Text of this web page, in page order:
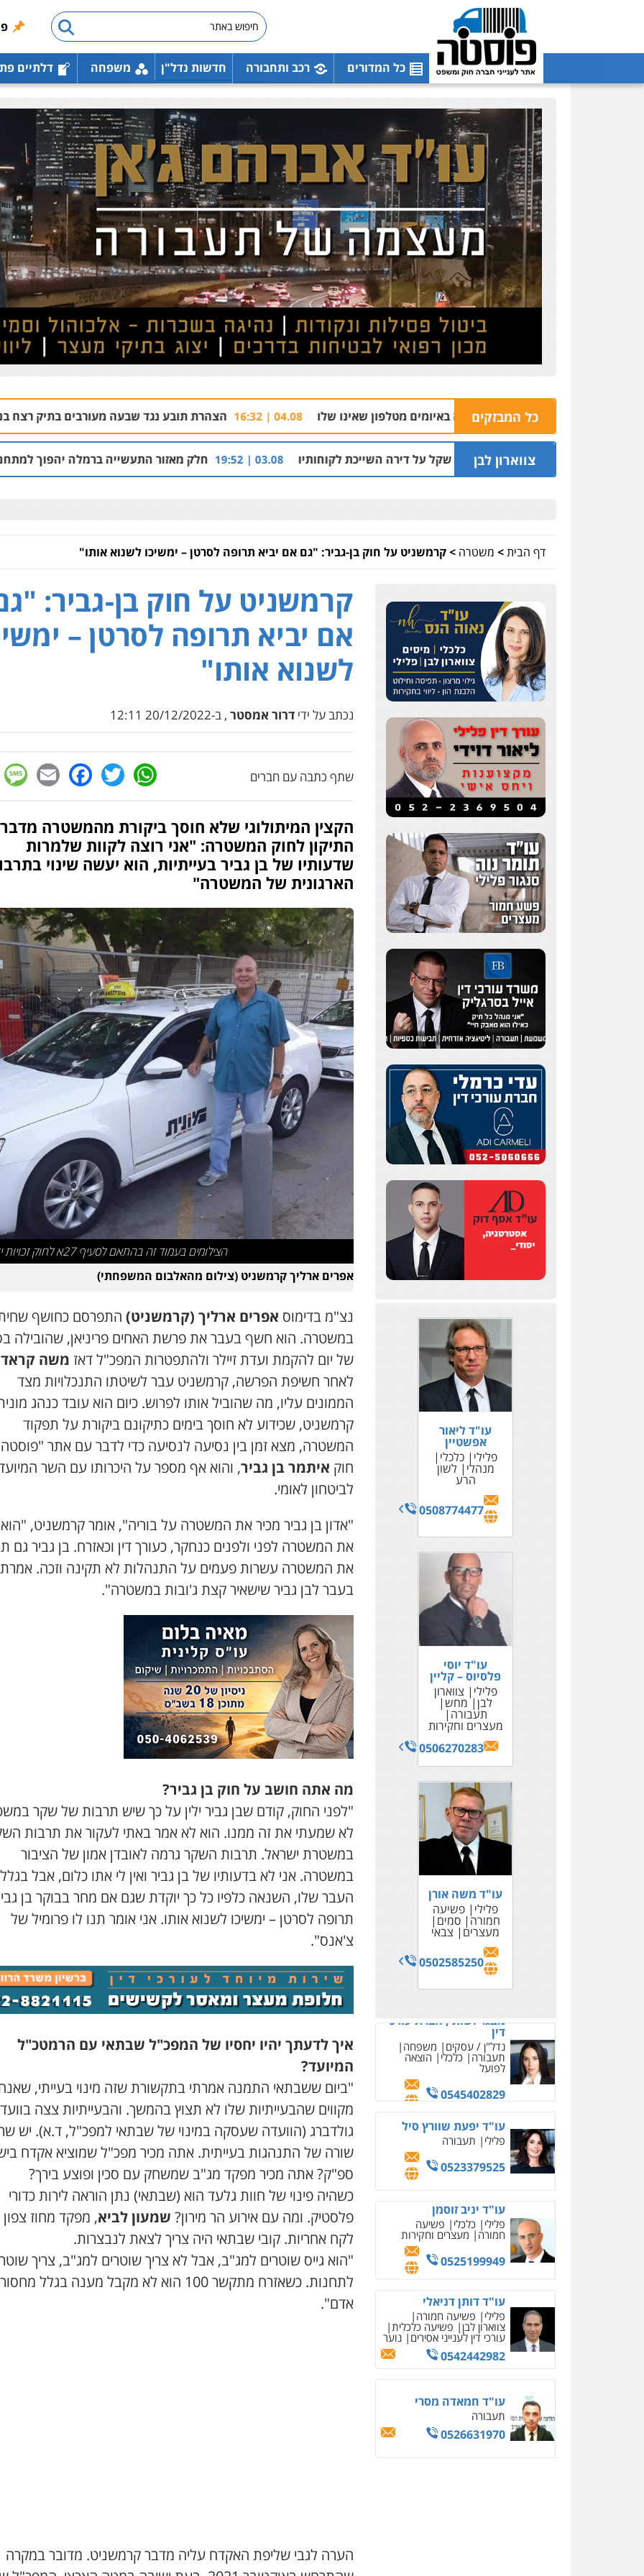
כל המדורים רכב ותחבורה חדשות נדל"ן משפחה דלתיים
כל המבזקים 04.08 | 16:32 הצהרת תובע נגד שבעה מעורבים בתיק רצח בניהו רזי בירושלים
צווארון לבן
שעקץ שני מיליון שקל על דירה השייכת לקוחותיו 03.08 | 19:52 חלק מאזור התעשייה ברמלה יהפוך למתחם מגורים עם 1,700 יחידות דיור
דף הבית> משטרה >קרמשניט על חוק בן-גביר: "גם אם יביא תרופה לסרטן – ימשיכו לשנוא אותו"
עו"ד ליאור
אפשטיין
פלילי
כלכלי
מנהלי לשון
הרע
0508774477
עו"ד יוסי
פלסיוס – קליין
פלילי
צווארון
לבן מחש
תעבורה
מעצרים וחקירות
0506270283
עו"ד משה אורן
פלילי
פשיעה
חמורה סמים
מעצרים
צבאי
0502585250
מצגר ושות', חברת עורכי
דין
נדל"ן / עסקים משפחה
תעבורה כלכלי הוצאה
לפועל
0545402829
עו"ד יפעת שוורץ סיל
פלילי תעבורה
0523379525
עו"ד יניב זוסמן
פלילי כלכלי פשיעה
חמורה מעצרים וחקירות
0525199949
עו"ד דותן דניאלי
פלילי פשיעה חמורה
צווארון לבן פשיעה כלכלית
עורכי דין לענייני אסירים נוער
0542442982
עו"ד חמאדה מסרי
תעבורה
0526631970
קרמשניט על חוק בן-גביר:
אם יביא תרופה לסרטן –
לשנוא אותו"
נכתב על ידי דרור אמסטר , ב-20/12/2022 12:11
שתף כתבה עם חברים WhatsApp
Twitter
הקצין המיתולוגי שלא חוסך ביקורת מהמשטרה
התיקון לחוק המשטרה: "אני רוצה לקוות שלמרות
שדעותיו של בן גביר בעייתיות, הוא יעשה שינוי
הארגונית של המשטרה"
הצילומים בעמוד זה בהתאם לסעיף 27א לחוק זכויות יוצרים
אפרים ארליך קרמשניט (צילום מהאלבום המשפחתי)
נצ"מ בדימוס אפרים ארליך (קרמשניט) התפרסם כחושף
במשטרה. הוא חשף בעבר את פרשת האחים פריניאן, שהובילה
של יום להקמת ועדת זיילר ולהתפטרות המפכ"ל דאז משה
לאחר חשיפת הפרשה, קרמשניט עבר לשיטתו התנכלויות מצד
הממונים עליו, מה שהוביל אותו לפרוש. כיום הוא עובד כנהג
קרמשניט, שכידוע לא חוסך בימים כתיקונם ביקורת על תפקוד
המשטרה, מצא זמן בין נסיעה לנסיעה כדי לדבר עם אתר
חוק איתמר בן גביר, והוא אף מספר על היכרותו עם השר
לביטחון לאומי.
"אדון בן גביר מכיר את המשטרה על בוריה", אומר קרמשניט,
את המשטרה לפני ולפנים כנחקר, כעורך דין וכאזרח. בן גביר גם
את המשטרה עשרות פעמים על התנהלות לא תקינה וזכה.
בעבר לבן גביר שישאיר קצת ג'ובות במשטרה".
מה אתה חושב על חוק בן גביר?
"לפני החוק, קודם שבן גביר ילין על כך שיש תרבות של שקר
לא שמעתי את זה ממנו. הוא לא אמר באתי לעקור את תרבות
במשטרת ישראל. תרבות השקר גרמה לאובדן אמון של הציבור
במשטרה. אני לא בדעותיו של בן גביר ואין לי אתו כלום, אבל
העבר שלו, השנאה כלפיו כל כך יוקדת שגם אם מחר בבוקר בן
תרופה לסרטן – ימשיכו לשנוא אותו. אני אומר תנו לו פרומיל של
צ'אנס".
איך לדעתך יהיו יחסיו של המפכ"ל שבתאי עם הרמטכ"ל
המיועד?
"ביום ששבתאי התמנה אמרתי בתקשורת שזה מינוי בעייתי,
מקווים שהבעייתיות שלו לא תצוץ בהמשך. והבעייתיות צצה
גולדברג (הוועדה שעסקה במינוי של שבתאי למפכ"ל, ד.א). יש
שורה של התנהגות בעייתית. אתה מכיר מפכ"ל שמוציא אקדח
ספ"ק? אתה מכיר מפקד מג"ב שמשחק עם סכין ופוצע בירך?
כשהיה פינוי של חוות גלעד הוא (שבתאי) נתן הוראה לירות כדורי
פלסטיק. ומה עם אירוע הר מירון? שמעון לביא, מפקד מחוז צפון
לקח אחריות. קובי שבתאי היה צריך לצאת לנבצרות.
"הוא גייס שוטרים למג"ב, אבל לא צריך שוטרים למג"ב, צריך
לתחנות. כשאזרח מתקשר 100 הוא לא מקבל מענה בגלל
אדם".
הערה לגבי שליפת האקדח עליה מדבר קרמשניט. מדובר במקרה